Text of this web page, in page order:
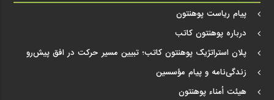
پیام ریاست پوهنتون
درباره پوهنتون کاتب
پلان استراتژیک پوهنتون کاتب؛ تبیین مسیر حرکت در افق پیش‌رو
زندگی‌نامه و پیام مؤسسین
هیئت اُمناء پوهنتون